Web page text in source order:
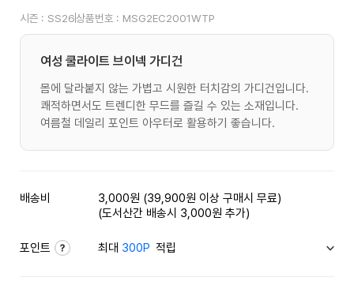
시즌 : SS26상품번호 : MSG2EC2001WTP
여성 쿨라이트 브이넥 가디건
몸에 달라붙지 않는 가볍고 시원한 터치감의 가디건입니다.
쾌적하면서도 트렌디한 무드를 즐길 수 있는 소재입니다.
여름철 데일리 포인트 아우터로 활용하기 좋습니다.
배송비
3,000원 (39,900원 이상 구매시 무료)
(도서산간 배송시 3,000원 추가)
포인트 최대 300P 적립